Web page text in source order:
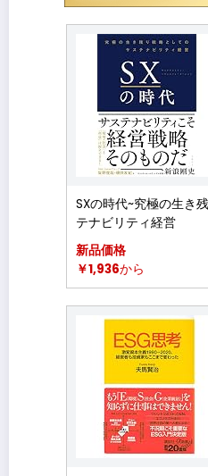
SXの時代~究極の生き
テナビリティ経営
新品価格
￥1,936から